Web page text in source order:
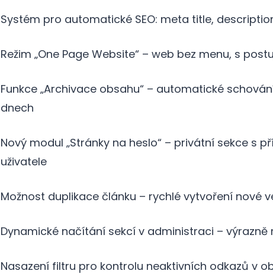
Systém pro automatické SEO: meta title,
Režim „One Page Website“ – web bez menu, s
Funkce „Archivace obsahu“ – automatické
dnech
Nový modul „Stránky na heslo“ – privátní sekce s
uživatele
Možnost duplikace článku – rychlé vytvoření nové
Dynamické načítání sekcí v administraci – výrazně
Nasazení filtru pro kontrolu neaktivních odkazů v